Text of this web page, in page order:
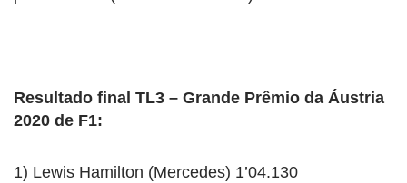
Resultado final TL3 – Grande Prêmio da Áustria
2020 de F1:
1) Lewis Hamilton (Mercedes) 1’04.130